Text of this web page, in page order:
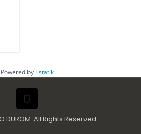
Powered by Estatik
DUROM. All Rights Reserved.